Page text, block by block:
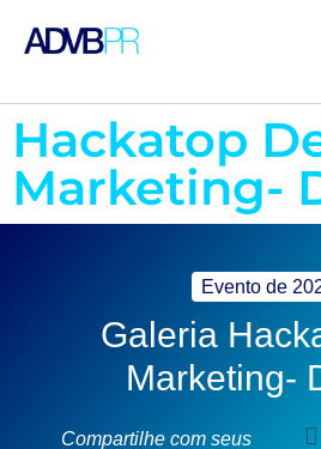
Hackatop
Marketing-
Evento de
Galeria
Marketing-
Compartilhe com seus